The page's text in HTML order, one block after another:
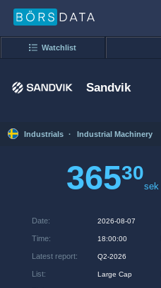
Watchlist
Sandvik
Industrials · Industrial Machinery
36530
sek
Date: 2026-08-07
Time: 18:00:00
Latest report: Q2-2026
List: Large Cap